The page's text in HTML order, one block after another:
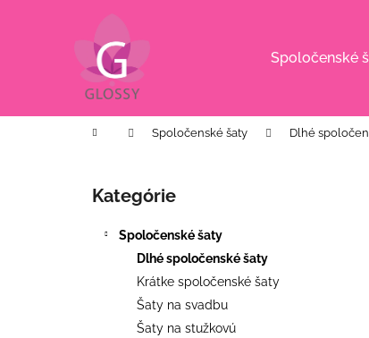
Spoločenské
Domov Spoločenské šaty Dlhé
Preskočiť
kategórie
Kategórie
Spoločenské šaty
Dlhé spoločenské šaty
Krátke spoločenské šaty
Šaty na svadbu
Šaty na stužkovú
Späť
obchodu
Späť
obchodu